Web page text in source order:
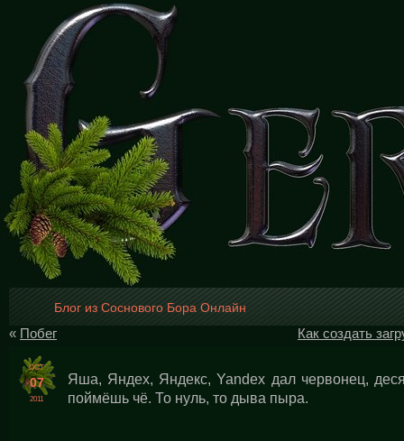
Блог из Соснового Бора Онлайн
« Побег Как создать
OCT
07
2011
Яша, Яндех, Яндекс, Yandex дал червонец,
поймёшь чё. То нуль, то дыва пыра.